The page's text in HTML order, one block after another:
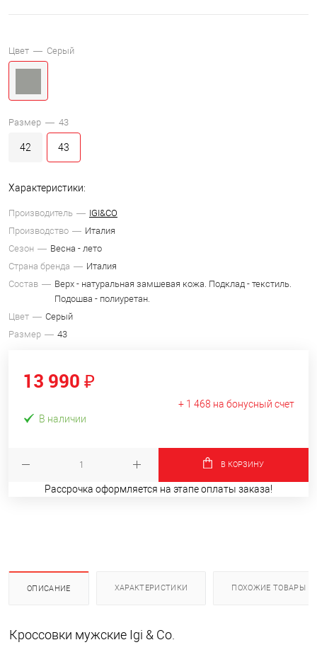
Цвет — Серый
Размер — 43
42 43
Характеристики:
Производитель
IGI&CO
Производство
Италия
Сезон
Весна - лето
Страна бренда
Италия
Состав
Верх - натуральная замшевая кожа. Подклад - текстиль.
Подошва - полиуретан.
Цвет
Серый
Размер
43
13 990 ₽
+ 1 468 на бонусный счет
В наличии
В КОРЗИНУ
Рассрочка оформляется на этапе оплаты заказа!
ОПИСАНИЕ ХАРАКТЕРИСТИКИ ПОХОЖИЕ ТОВАРЫ
Кроссовки мужские Igi & Co.